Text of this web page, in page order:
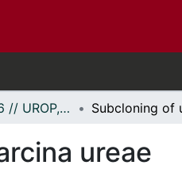
PIRPC, 2015-16 // UROP, 2015-16
ureae